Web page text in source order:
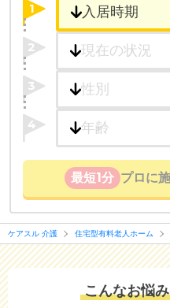
1
2
3
4
最短1分 プロに
ケアスル 介護 住宅型有料老人ホーム
こんなお悩